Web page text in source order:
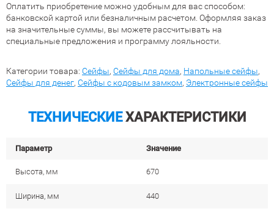
Оплатить приобретение можно удобным для вас способом:
банковской картой или безналичным расчетом. Оформляя заказ
на значительные суммы, вы можете рассчитывать на
специальные предложения и программу лояльности.
Категории товара: Сейфы, Сейфы для дома, Напольные сейфы,
Сейфы для денег, Сейфы с кодовым замком, Электронные сейфы
ТЕХНИЧЕСКИЕХАРАКТЕРИСТИКИ
Параметр Значение
Высота, мм 670
Ширина, мм 440